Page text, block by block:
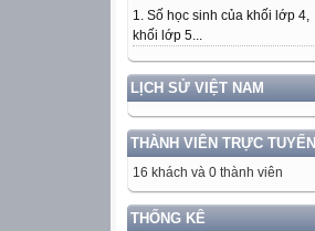
1. Số học sinh của khối lớp 4,
khối lớp 5...
LỊCH SỬ VIỆT NAM
THÀNH VIÊN TRỰC TUYẾN
16 khách và 0 thành viên
THỐNG KÊ